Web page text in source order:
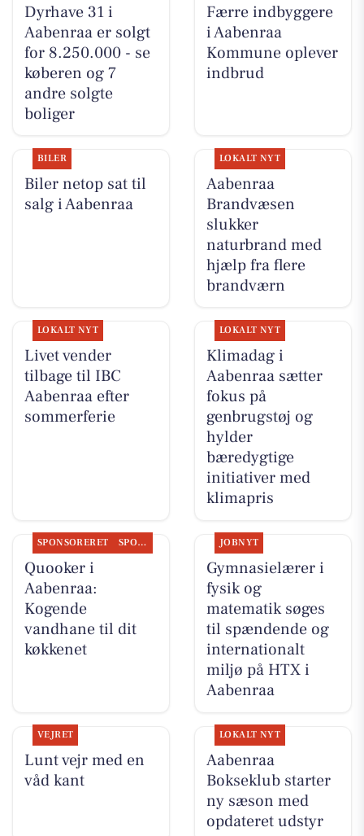
Dyrhave 31 i
Aabenraa er solgt
for 8.250.000 - se
køberen og 7
andre solgte
boliger
Færre indbyggere
i Aabenraa
Kommune oplever
indbrud
BILER
Biler netop sat til
salg i Aabenraa
LOKALT NYT
Aabenraa
Brandvæsen
slukker
naturbrand med
hjælp fra flere
brandværn
LOKALT NYT
Livet vender
tilbage til IBC
Aabenraa efter
sommerferie
LOKALT NYT
Klimadag i
Aabenraa sætter
fokus på
genbrugstøj og
hylder
bæredygtige
initiativer med
klimapris
SPONSORERET SPONSORERET INDHOLD
Quooker i
Aabenraa:
Kogende
vandhane til dit
køkkenet
JOBNYT
Gymnasielærer i
fysik og
matematik søges
til spændende og
internationalt
miljø på HTX i
Aabenraa
VEJRET
Lunt vejr med en
våd kant
LOKALT NYT
Aabenraa
Bokseklub starter
ny sæson med
opdateret udstyr